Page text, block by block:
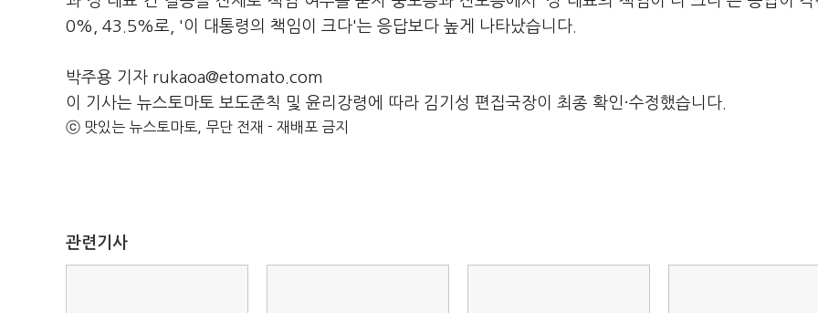
0%, 43.5%로, '이 대통령의 책임이 크다'는 응답보다 높게 나타났습니다.
박주용 기자 rukaoa@etomato.com
이 기사는 뉴스토마토 보도준칙 및 윤리강령에 따라 김기성 편집국장이 최종 확인·수정했습니다.
ⓒ 맛있는 뉴스토마토, 무단 전재 - 재배포 금지
관련기사